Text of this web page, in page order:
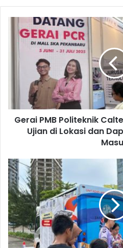
Gerai PMB Politeknik
Ujian di Lokasi dan